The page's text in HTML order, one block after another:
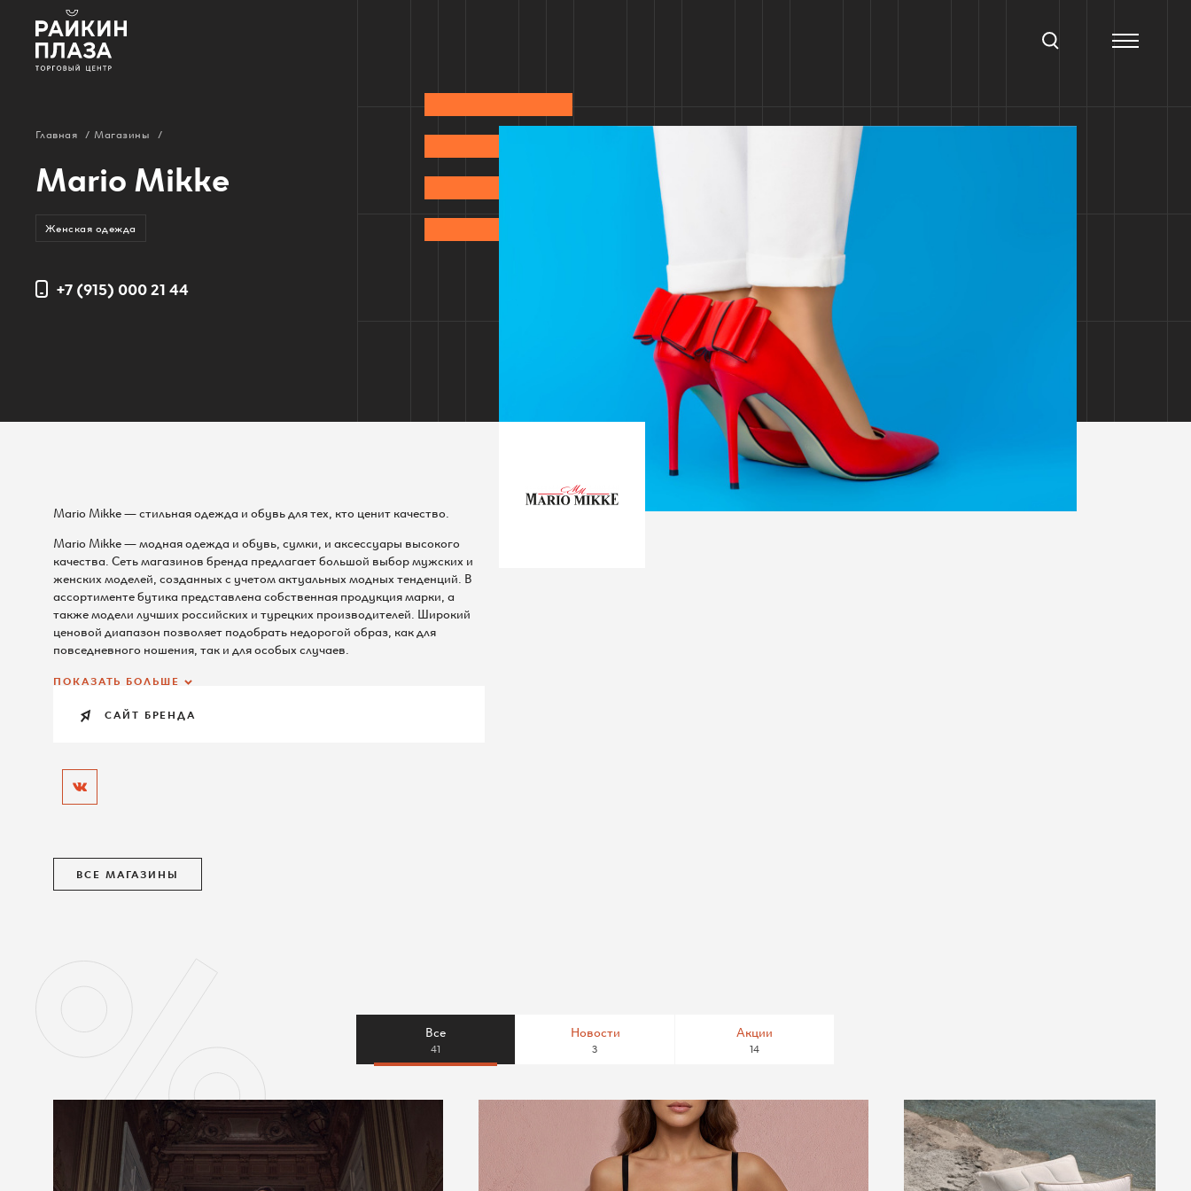
Арендаторам
Вакансии
Магазины
Еда
Услуги и сервисы
info@raikinplaza.ru
По всем вопросам
Главная / Магазины /
Mario Mikke
Женская одежда
+7 (915) 000 21 44
Mario Mikke — стильная одежда и обувь для тех, кто ценит качество.
Mario Mikke — модная одежда и обувь, сумки, и аксессуары высокого
качества. Сеть магазинов бренда предлагает большой выбор мужских и
женских моделей, созданных с учетом актуальных модных тенденций. В
ассортименте бутика представлена собственная продукция марки, а
также модели лучших российских и турецких производителей. Широкий
ценовой диапазон позволяет подобрать недорогой образ, как для
повседневного ношения, так и для особых случаев.
ПОКАЗАТЬ БОЛЬШЕ
САЙТ БРЕНДА
ВСЕ МАГАЗИНЫ
Все
41
Новости
3
Акции
14